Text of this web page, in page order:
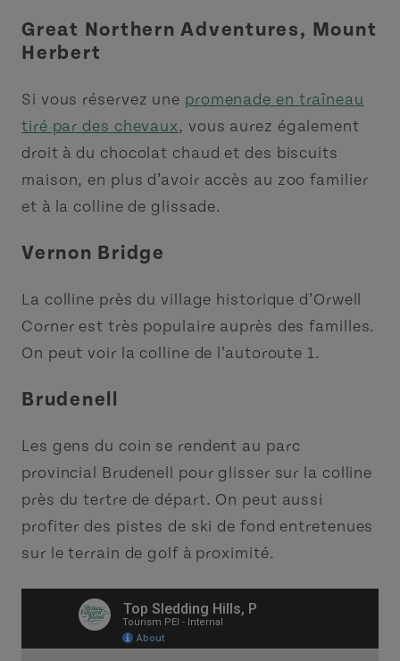
Great Northern Adventures, Mount
Herbert
Si vous réservez une promenade en traîneau
tiré par des chevaux, vous aurez également
droit à du chocolat chaud et des biscuits
maison, en plus d’avoir accès au zoo familier
et à la colline de glissade.
Vernon Bridge
La colline près du village historique d’Orwell
Corner est très populaire auprès des familles.
On peut voir la colline de l’autoroute 1.
Brudenell
Les gens du coin se rendent au parc
provincial Brudenell pour glisser sur la colline
près du tertre de départ. On peut aussi
profiter des pistes de ski de fond entretenues
sur le terrain de golf à proximité.